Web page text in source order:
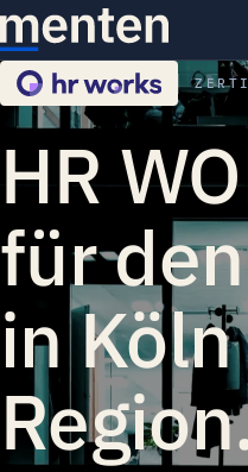
HR
für
in